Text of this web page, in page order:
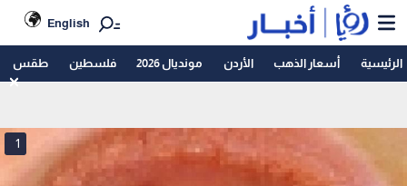
English
الرئيسية أسعار الذهب الأردن مونديال 2026 فلسطين طقس
1